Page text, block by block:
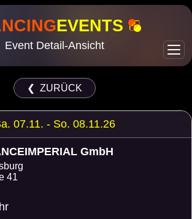
EVENTS
Event Detail-Ansicht
❮ ZURÜCK
07.11. - So. 08.11.26
GmbH
41